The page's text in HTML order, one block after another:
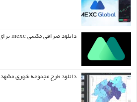
دانلود صرافی مکسی mexc برای آیفون و ios
دانلود طرح مجموعه شهری مشهد